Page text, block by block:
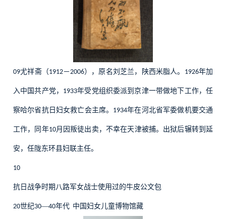
09尤祥斋（1912－2006），原名刘芝兰，陕西米脂人。 1926年加
入中国共产党， 1933年受党组织委派到京津一带做地下工作，任
察哈尔省抗日妇女救亡会主席。 1934年在河北省军委做机要交通
工作，同年10月因叛徒出卖，不幸在天津被捕。出狱后辗转到延
安，任陇东环县妇联主任。
10
抗日战争时期八路军女战士使用过的牛皮公文包
20世纪30—40年代 中国妇女儿童博物馆藏